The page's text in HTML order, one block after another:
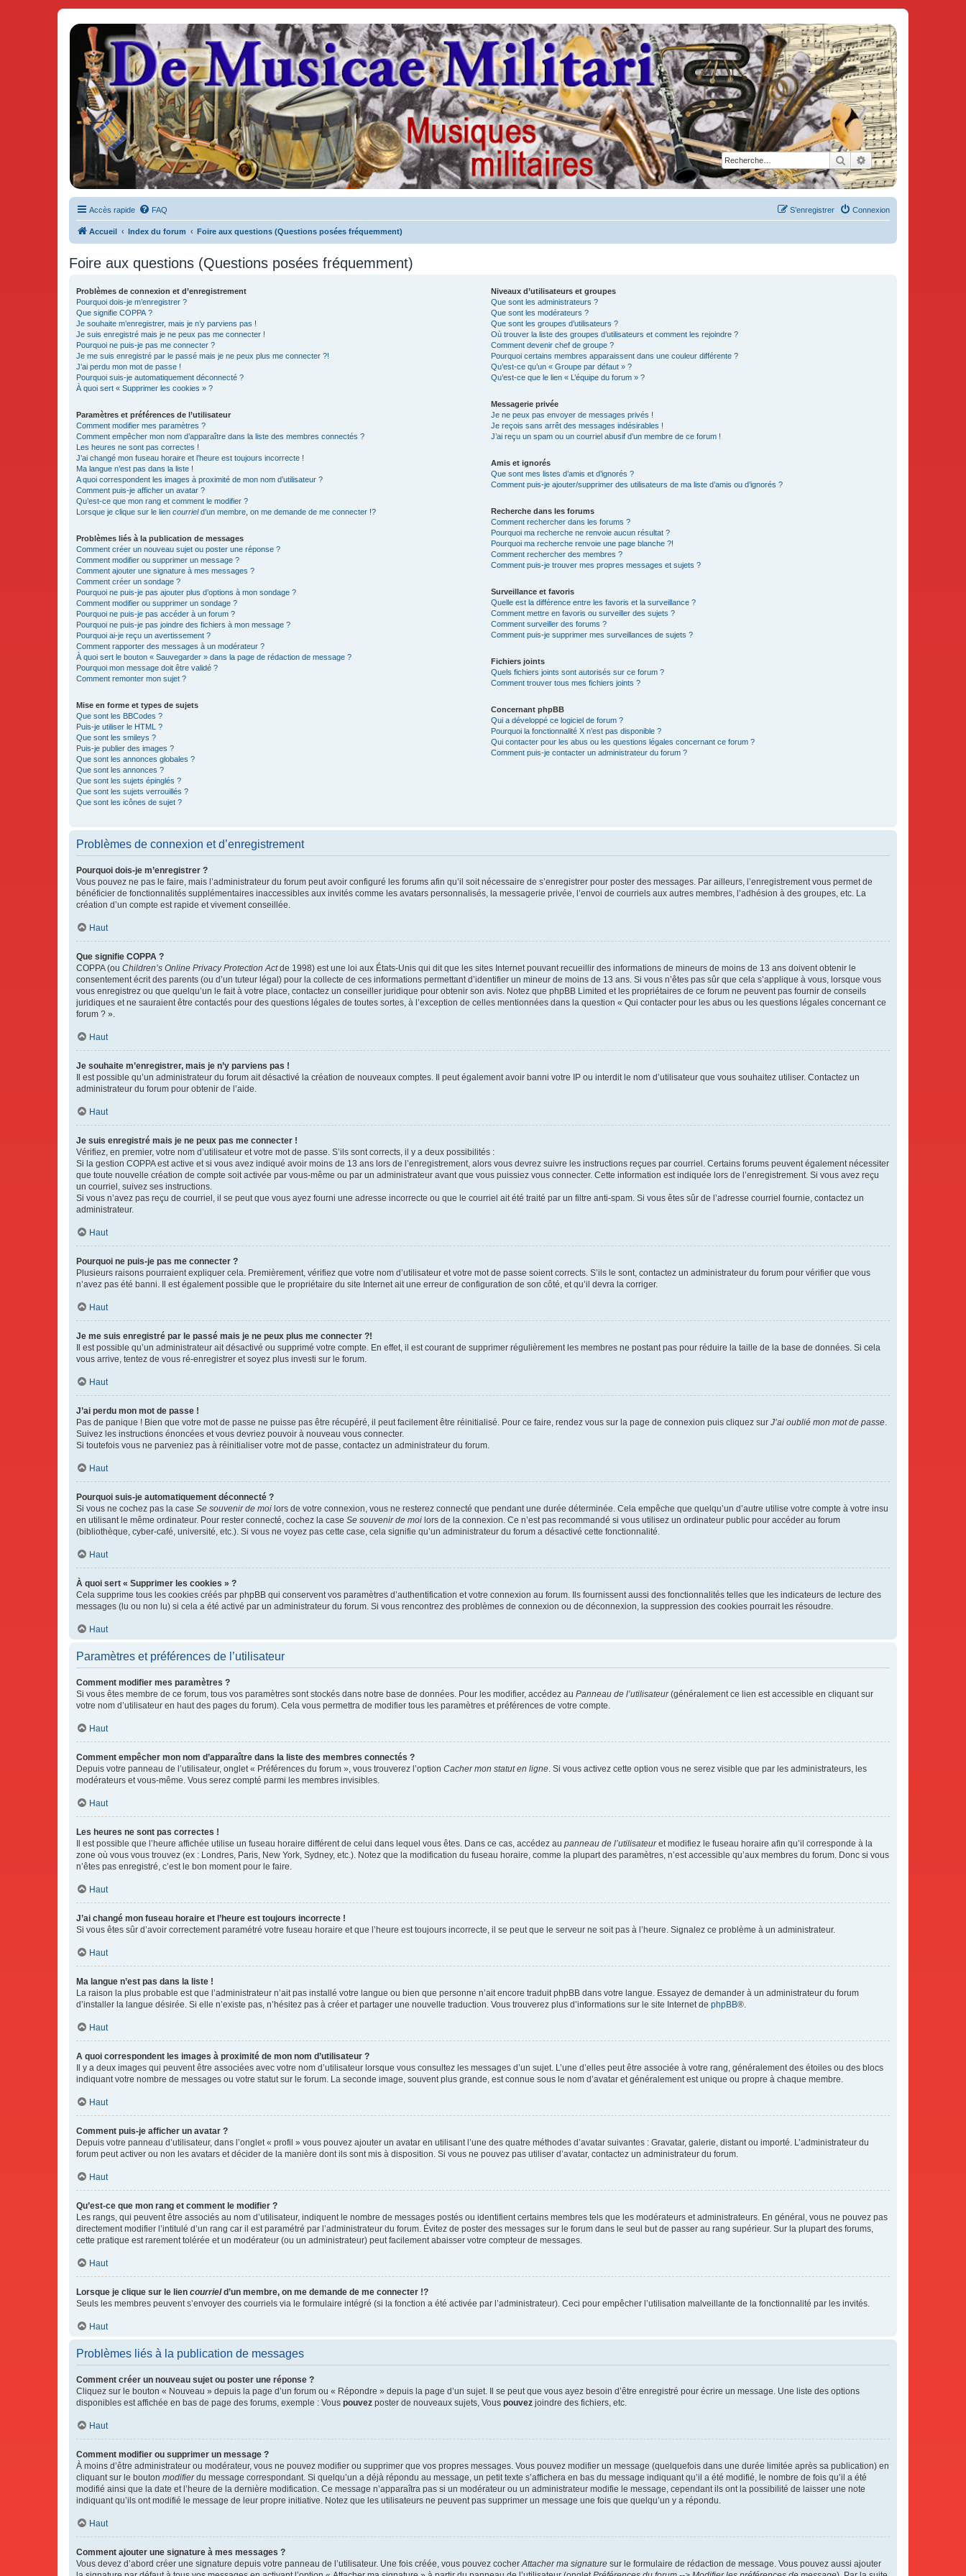
Rechercher
Recherche avancée
De Musicae Militari - Forums
Forums de discussions
Accès rapide FAQ Connexion
S’enregistrer
Accueil Index du forum Foire aux questions (Questions posées fréquemment)
Foire aux questions (Questions posées fréquemment)
Problèmes de connexion et d’enregistrement
Pourquoi dois-je m’enregistrer ?
Que signifie COPPA ?
Je souhaite m’enregistrer, mais je n’y parviens pas !
Je suis enregistré mais je ne peux pas me connecter !
Pourquoi ne puis-je pas me connecter ?
Je me suis enregistré par le passé mais je ne peux plus me connecter ?!
J’ai perdu mon mot de passe !
Pourquoi suis-je automatiquement déconnecté ?
À quoi sert « Supprimer les cookies » ?
Paramètres et préférences de l’utilisateur
Comment modifier mes paramètres ?
Comment empêcher mon nom d’apparaître dans la liste des membres connectés ?
Les heures ne sont pas correctes !
J’ai changé mon fuseau horaire et l’heure est toujours incorrecte !
Ma langue n’est pas dans la liste !
A quoi correspondent les images à proximité de mon nom d’utilisateur ?
Comment puis-je afficher un avatar ?
Qu’est-ce que mon rang et comment le modifier ?
Lorsque je clique sur le lien courrield’un membre, on me demande de me connecter !?
Problèmes liés à la publication de messages
Comment créer un nouveau sujet ou poster une réponse ?
Comment modifier ou supprimer un message ?
Comment ajouter une signature à mes messages ?
Comment créer un sondage ?
Pourquoi ne puis-je pas ajouter plus d’options à mon sondage ?
Comment modifier ou supprimer un sondage ?
Pourquoi ne puis-je pas accéder à un forum ?
Pourquoi ne puis-je pas joindre des fichiers à mon message ?
Pourquoi ai-je reçu un avertissement ?
Comment rapporter des messages à un modérateur ?
À quoi sert le bouton « Sauvegarder » dans la page de rédaction de message ?
Pourquoi mon message doit être validé ?
Comment remonter mon sujet ?
Mise en forme et types de sujets
Que sont les BBCodes ?
Puis-je utiliser le HTML ?
Que sont les smileys ?
Puis-je publier des images ?
Que sont les annonces globales ?
Que sont les annonces ?
Que sont les sujets épinglés ?
Que sont les sujets verrouillés ?
Que sont les icônes de sujet ?
Niveaux d’utilisateurs et groupes
Que sont les administrateurs ?
Que sont les modérateurs ?
Que sont les groupes d’utilisateurs ?
Où trouver la liste des groupes d’utilisateurs et comment les rejoindre ?
Comment devenir chef de groupe ?
Pourquoi certains membres apparaissent dans une couleur différente ?
Qu’est-ce qu’un « Groupe par défaut » ?
Qu’est-ce que le lien « L’équipe du forum » ?
Messagerie privée
Je ne peux pas envoyer de messages privés !
Je reçois sans arrêt des messages indésirables !
J’ai reçu un spam ou un courriel abusif d’un membre de ce forum !
Amis et ignorés
Que sont mes listes d’amis et d’ignorés ?
Comment puis-je ajouter/supprimer des utilisateurs de ma liste d’amis ou d’ignorés ?
Recherche dans les forums
Comment rechercher dans les forums ?
Pourquoi ma recherche ne renvoie aucun résultat ?
Pourquoi ma recherche renvoie une page blanche ?!
Comment rechercher des membres ?
Comment puis-je trouver mes propres messages et sujets ?
Surveillance et favoris
Quelle est la différence entre les favoris et la surveillance ?
Comment mettre en favoris ou surveiller des sujets ?
Comment surveiller des forums ?
Comment puis-je supprimer mes surveillances de sujets ?
Fichiers joints
Quels fichiers joints sont autorisés sur ce forum ?
Comment trouver tous mes fichiers joints ?
Concernant phpBB
Qui a développé ce logiciel de forum ?
Pourquoi la fonctionnalité X n’est pas disponible ?
Qui contacter pour les abus ou les questions légales concernant ce forum ?
Comment puis-je contacter un administrateur du forum ?
Problèmes de connexion et d’enregistrement
Pourquoi dois-je m’enregistrer ?
Vous pouvez ne pas le faire, mais l’administrateur du forum peut avoir configuré les forums afin qu’il soit nécessaire de s’enregistrer pour poster des messages. Par ailleurs, l’enregistrement vous permet de
bénéficier de fonctionnalités supplémentaires inaccessibles aux invités comme les avatars personnalisés, la messagerie privée, l’envoi de courriels aux autres membres, l’adhésion à des groupes, etc. La
création d’un compte est rapide et vivement conseillée.
Haut
Que signifie COPPA ?
COPPA (ou Children’s Online Privacy Protection Actde 1998) est une loi aux États-Unis qui dit que les sites Internet pouvant recueillir des informations de mineurs de moins de 13 ans doivent obtenir le
consentement écrit des parents (ou d’un tuteur légal) pour la collecte de ces informations permettant d’identifier un mineur de moins de 13 ans. Si vous n’êtes pas sûr que cela s’applique à vous, lorsque vous
vous enregistrez ou que quelqu’un le fait à votre place, contactez un conseiller juridique pour obtenir son avis. Notez que phpBB Limited et les propriétaires de ce forum ne peuvent pas fournir de conseils
juridiques et ne sauraient être contactés pour des questions légales de toutes sortes, à l’exception de celles mentionnées dans la question « Qui contacter pour les abus ou les questions légales concernant ce
forum ? ».
Haut
Je souhaite m’enregistrer, mais je n’y parviens pas !
Il est possible qu’un administrateur du forum ait désactivé la création de nouveaux comptes. Il peut également avoir banni votre IP ou interdit le nom d’utilisateur que vous souhaitez utiliser. Contactez un
administrateur du forum pour obtenir de l’aide.
Haut
Je suis enregistré mais je ne peux pas me connecter !
Vérifiez, en premier, votre nom d’utilisateur et votre mot de passe. S’ils sont corrects, il y a deux possibilités :
Si la gestion COPPA est active et si vous avez indiqué avoir moins de 13 ans lors de l’enregistrement, alors vous devrez suivre les instructions reçues par courriel. Certains forums peuvent également nécessiter
que toute nouvelle création de compte soit activée par vous-même ou par un administrateur avant que vous puissiez vous connecter. Cette information est indiquée lors de l’enregistrement. Si vous avez reçu
un courriel, suivez ses instructions.
Si vous n’avez pas reçu de courriel, il se peut que vous ayez fourni une adresse incorrecte ou que le courriel ait été traité par un filtre anti-spam. Si vous êtes sûr de l’adresse courriel fournie, contactez un
administrateur.
Haut
Pourquoi ne puis-je pas me connecter ?
Plusieurs raisons pourraient expliquer cela. Premièrement, vérifiez que votre nom d’utilisateur et votre mot de passe soient corrects. S’ils le sont, contactez un administrateur du forum pour vérifier que vous
n’avez pas été banni. Il est également possible que le propriétaire du site Internet ait une erreur de configuration de son côté, et qu’il devra la corriger.
Haut
Je me suis enregistré par le passé mais je ne peux plus me connecter ?!
Il est possible qu’un administrateur ait désactivé ou supprimé votre compte. En effet, il est courant de supprimer régulièrement les membres ne postant pas pour réduire la taille de la base de données. Si cela
vous arrive, tentez de vous ré-enregistrer et soyez plus investi sur le forum.
Haut
J’ai perdu mon mot de passe !
Pas de panique ! Bien que votre mot de passe ne puisse pas être récupéré, il peut facilement être réinitialisé. Pour ce faire, rendez vous sur la page de connexion puis cliquez sur J’ai oublié mon mot de passe.
Suivez les instructions énoncées et vous devriez pouvoir à nouveau vous connecter.
Si toutefois vous ne parveniez pas à réinitialiser votre mot de passe, contactez un administrateur du forum.
Haut
Pourquoi suis-je automatiquement déconnecté ?
Si vous ne cochez pas la case Se souvenir de moi lors de votre connexion, vous ne resterez connecté que pendant une durée déterminée. Cela empêche que quelqu’un d’autre utilise votre compte à votre insu
en utilisant le même ordinateur. Pour rester connecté, cochez la case Se souvenir de moi lors de la connexion. Ce n’est pas recommandé si vous utilisez un ordinateur public pour accéder au forum
(bibliothèque, cyber-café, université, etc.). Si vous ne voyez pas cette case, cela signifie qu’un administrateur du forum a désactivé cette fonctionnalité.
Haut
À quoi sert « Supprimer les cookies » ?
Cela supprime tous les cookies créés par phpBB qui conservent vos paramètres d’authentification et votre connexion au forum. Ils fournissent aussi des fonctionnalités telles que les indicateurs de lecture des
messages (lu ou non lu) si cela a été activé par un administrateur du forum. Si vous rencontrez des problèmes de connexion ou de déconnexion, la suppression des cookies pourrait les résoudre.
Haut
Paramètres et préférences de l’utilisateur
Comment modifier mes paramètres ?
Si vous êtes membre de ce forum, tous vos paramètres sont stockés dans notre base de données. Pour les modifier, accédez au Panneau de l’utilisateur(généralement ce lien est accessible en cliquant sur
votre nom d’utilisateur en haut des pages du forum). Cela vous permettra de modifier tous les paramètres et préférences de votre compte.
Haut
Comment empêcher mon nom d’apparaître dans la liste des membres connectés ?
Depuis votre panneau de l’utilisateur, onglet « Préférences du forum », vous trouverez l’option Cacher mon statut en ligne. Si vous activez cette option vous ne serez visible que par les administrateurs, les
modérateurs et vous-même. Vous serez compté parmi les membres invisibles.
Haut
Les heures ne sont pas correctes !
Il est possible que l’heure affichée utilise un fuseau horaire différent de celui dans lequel vous êtes. Dans ce cas, accédez au panneau de l’utilisateuret modifiez le fuseau horaire afin qu’il corresponde à la
zone où vous vous trouvez (ex : Londres, Paris, New York, Sydney, etc.). Notez que la modification du fuseau horaire, comme la plupart des paramètres, n’est accessible qu’aux membres du forum. Donc si vous
n’êtes pas enregistré, c’est le bon moment pour le faire.
Haut
J’ai changé mon fuseau horaire et l’heure est toujours incorrecte !
Si vous êtes sûr d’avoir correctement paramétré votre fuseau horaire et que l’heure est toujours incorrecte, il se peut que le serveur ne soit pas à l’heure. Signalez ce problème à un administrateur.
Haut
Ma langue n’est pas dans la liste !
La raison la plus probable est que l’administrateur n’ait pas installé votre langue ou bien que personne n’ait encore traduit phpBB dans votre langue. Essayez de demander à un administrateur du forum
d’installer la langue désirée. Si elle n’existe pas, n’hésitez pas à créer et partager une nouvelle traduction. Vous trouverez plus d’informations sur le site Internet de phpBB®.
Haut
A quoi correspondent les images à proximité de mon nom d’utilisateur ?
Il y a deux images qui peuvent être associées avec votre nom d’utilisateur lorsque vous consultez les messages d’un sujet. L’une d’elles peut être associée à votre rang, généralement des étoiles ou des blocs
indiquant votre nombre de messages ou votre statut sur le forum. La seconde image, souvent plus grande, est connue sous le nom d’avatar et généralement est unique ou propre à chaque membre.
Haut
Comment puis-je afficher un avatar ?
Depuis votre panneau d’utilisateur, dans l’onglet « profil » vous pouvez ajouter un avatar en utilisant l’une des quatre méthodes d’avatar suivantes : Gravatar, galerie, distant ou importé. L’administrateur du
forum peut activer ou non les avatars et décider de la manière dont ils sont mis à disposition. Si vous ne pouvez pas utiliser d’avatar, contactez un administrateur du forum.
Haut
Qu’est-ce que mon rang et comment le modifier ?
Les rangs, qui peuvent être associés au nom d’utilisateur, indiquent le nombre de messages postés ou identifient certains membres tels que les modérateurs et administrateurs. En général, vous ne pouvez pas
directement modifier l’intitulé d’un rang car il est paramétré par l’administrateur du forum. Évitez de poster des messages sur le forum dans le seul but de passer au rang supérieur. Sur la plupart des forums,
cette pratique est rarement tolérée et un modérateur (ou un administrateur) peut facilement abaisser votre compteur de messages.
Haut
Lorsque je clique sur le lien courrield’un membre, on me demande de me connecter !?
Seuls les membres peuvent s’envoyer des courriels via le formulaire intégré (si la fonction a été activée par l’administrateur). Ceci pour empêcher l’utilisation malveillante de la fonctionnalité par les invités.
Haut
Problèmes liés à la publication de messages
Comment créer un nouveau sujet ou poster une réponse ?
Cliquez sur le bouton « Nouveau » depuis la page d’un forum ou « Répondre » depuis la page d’un sujet. Il se peut que vous ayez besoin d’être enregistré pour écrire un message. Une liste des options
disponibles est affichée en bas de page des forums, exemple : Vous pouvez poster de nouveaux sujets, Vous pouvez joindre des fichiers, etc.
Haut
Comment modifier ou supprimer un message ?
À moins d’être administrateur ou modérateur, vous ne pouvez modifier ou supprimer que vos propres messages. Vous pouvez modifier un message (quelquefois dans une durée limitée après sa publication) en
cliquant sur le bouton modifierdu message correspondant. Si quelqu’un a déjà répondu au message, un petit texte s’affichera en bas du message indiquant qu’il a été modifié, le nombre de fois qu’il a été
modifié ainsi que la date et l’heure de la dernière modification. Ce message n’apparaîtra pas si un modérateur ou un administrateur modifie le message, cependant ils ont la possibilité de laisser une note
indiquant qu’ils ont modifié le message de leur propre initiative. Notez que les utilisateurs ne peuvent pas supprimer un message une fois que quelqu’un y a répondu.
Haut
Comment ajouter une signature à mes messages ?
Vous devez d’abord créer une signature depuis votre panneau de l’utilisateur. Une fois créée, vous pouvez cocherAttacher ma signature sur le formulaire de rédaction de message. Vous pouvez aussi ajouter